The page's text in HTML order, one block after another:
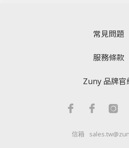
常見問題
服務條款
Zuny 品牌官
信箱